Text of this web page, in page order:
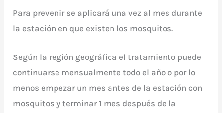
Para prevenir se aplicará una vez al mes durante
la estación en que existen los mosquitos.
Según la región geográfica el tratamiento puede
continuarse mensualmente todo el año o por lo
menos empezar un mes antes de la estación con
mosquitos y terminar 1 mes después de la